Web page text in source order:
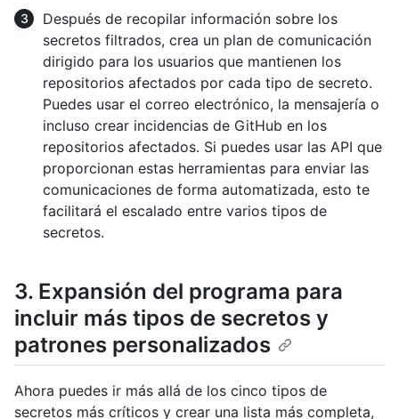
Después de recopilar información sobre los
secretos filtrados, crea un plan de comunicación
dirigido para los usuarios que mantienen los
repositorios afectados por cada tipo de secreto.
Puedes usar el correo electrónico, la mensajería o
incluso crear incidencias de GitHub en los
repositorios afectados. Si puedes usar las API que
proporcionan estas herramientas para enviar las
comunicaciones de forma automatizada, esto te
facilitará el escalado entre varios tipos de
secretos.
3. Expansión del programa para
incluir más tipos de secretos y
patrones personalizados
Ahora puedes ir más allá de los cinco tipos de
secretos más críticos y crear una lista más completa,